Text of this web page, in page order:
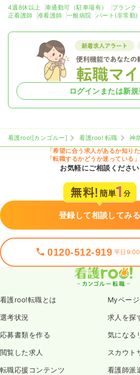
4週8休以上 車通勤可（駐車場有） ブランク
正看護師
准看護師 一般病院 パート(非常勤)
ログインまたは新
看護roo![カンゴルー] 看護roo! 転職 神
「希望に合う求人があるか知りた
「転職するかどうか迷っている
お気軽にご相談ください
登録して相談してみる
0120-512-919 平日
看護roo!転職とは Myページ
選考状況 求人を探
応募書類を作る 気になる
閲覧した求人 スカウト
転職応援コンテンツ 看護師派